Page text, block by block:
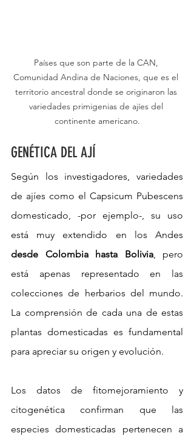
Países que son parte de la CAN,
Comunidad Andina de Naciones, que es el
territorio ancestral donde se originaron las
variedades primigenias de ajíes del
continente americano.
GENÉTICA DEL AJÍ
Según los investigadores, variedades
de ajíes como el Capsicum Pubescens
domesticado, -por ejemplo-, su uso
desde Colombia hasta Bolivia, pero
está apenas representado en las
colecciones de herbarios del mundo.
La comprensión de cada una de estas
plantas domesticadas es fundamental
para apreciar su origen y evolución.
Los datos de fitomejoramiento y
citogenética confirman que las
especies domesticadas pertenecen a